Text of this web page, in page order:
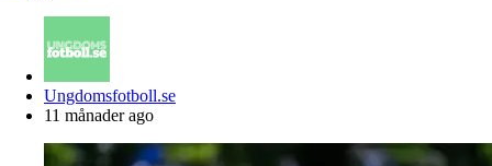
Posted
by
Ungdomsfotboll.se
11 månader ago